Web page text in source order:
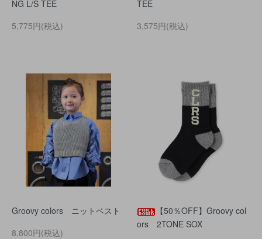
NG L/S TEE
5,775円(税込)
TEE
3,575円(税込)
Groovy colors ニットベスト
8,800円(税込)
【50％OFF】Groovy col
ors 2TONE SOX